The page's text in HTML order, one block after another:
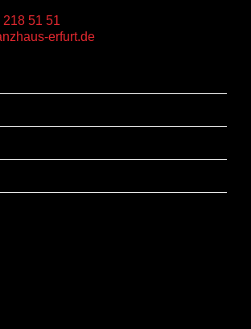
218 51 51
erfurt.de